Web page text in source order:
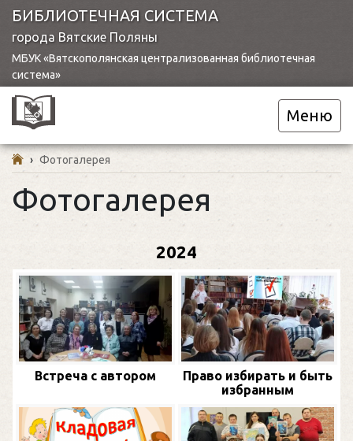
БИБЛИОТЕЧНАЯ СИСТЕМА
города Вятские Поляны
МБУК «Вятскополянская централизованная библиотечная
система»
Меню
› Фотогалерея
Фотогалерея
2024
Встреча с автором
Право избирать и быть
избранным